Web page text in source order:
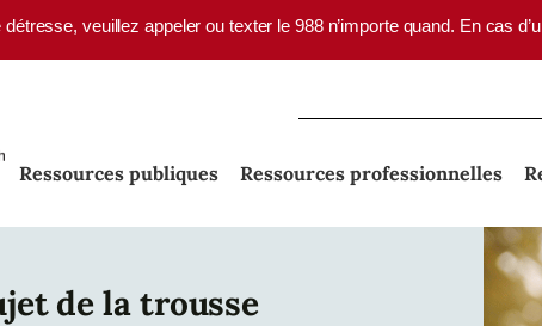
veuillez appeler ou texter le 988 n’importe quand. En cas
Ressources publiques Ressources professionnelles
de la trousse